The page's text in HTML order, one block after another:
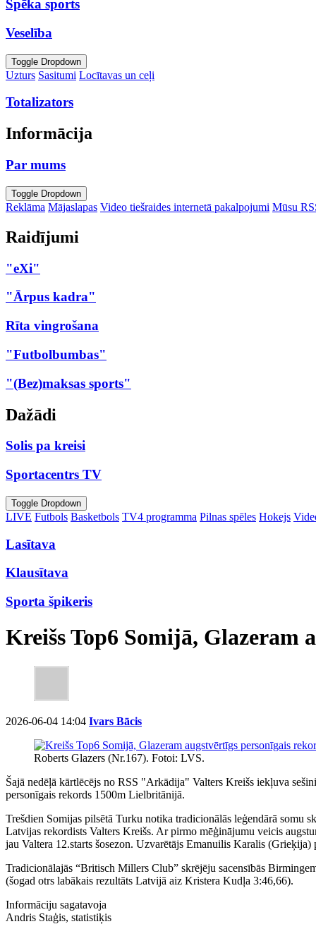
Spēka sports
Veselība
Toggle Dropdown
Uzturs Sasitumi Locītavas un ceļi
Totalizators
Informācija
Par mums
Toggle Dropdown
Reklāma Mājaslapas Video tiešraides internetā pakalpojumi Mūsu
Raidījumi
"eXi"
"Ārpus kadra"
Rīta vingrošana
"Futbolbumbas"
"(Bez)maksas sports"
Dažādi
Solis pa kreisi
Sportacentrs TV
Toggle Dropdown
LIVE Futbols Basketbols TV4 programma Pilnas spēles Hokejs
Lasītava
Klausītava
Sporta špikeris
Kreišs Top6 Somijā, Glazeram
2026-06-04 14:04 Ivars Bācis
Roberts Glazers (Nr.167). Fotoi: LVS.
Šajā nedēļā kārtlēcējs no RSS "Arkādija" Valters Kreišs iekļuva
personīgais rekords 1500m Lielbritānijā.
Trešdien Somijas pilsētā Turku notika tradicionālās leģendārā somu
Latvijas rekordists Valters Kreišs. Ar pirmo mēģinājumu veicis
jau Valtera 12.starts šosezon. Uzvarētājs Emanuilis Karalis (Grieķija)
Tradicionālajās “Britisch Millers Club” skrējēju sacensībās
(šogad otrs labākais rezultāts Latvijā aiz Kristera Kudļa 3:46,66).
Informāciju sagatavoja
Andris Staģis, statistiķis